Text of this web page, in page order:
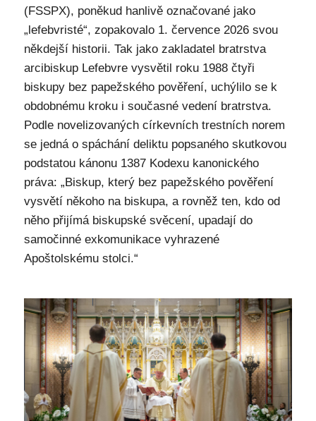
(FSSPX), poněkud hanlivě označované jako
„lefebvristé“, zopakovalo 1. července 2026 svou
někdejší historii. Tak jako zakladatel bratrstva
arcibiskup Lefebvre vysvětil roku 1988 čtyři
biskupy bez papežského pověření, uchýlilo se k
obdobnému kroku i současné vedení bratrstva.
Podle novelizovaných církevních trestních norem
se jedná o spáchání deliktu popsaného skutkovou
podstatou kánonu 1387 Kodexu kanonického
práva: „Biskup, který bez papežského pověření
vysvětí někoho na biskupa, a rovněž ten, kdo od
něho přijímá biskupské svěcení, upadají do
samočinné exkomunikace vyhrazené
Apoštolskému stolci.“